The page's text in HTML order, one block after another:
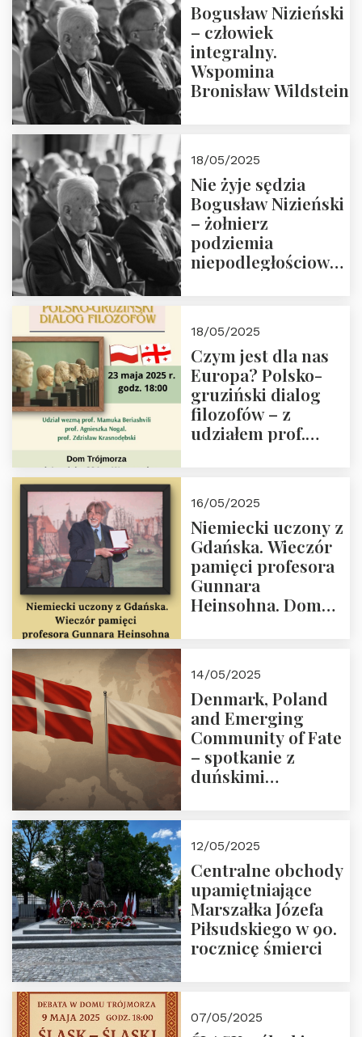
Bogusław Nizieński
– człowiek
integralny.
Wspomina
Bronisław Wildstein
18/05/2025
Nie żyje sędzia
Bogusław Nizieński
– żołnierz
podziemia
niepodległościowego
społeczny, członek
Kapituły Nagrody
im. Prezydenta
Lecha
Kaczyńskiego.
Wielki autorytet.
18/05/2025
Czym jest dla nas
Europa? Polsko-
gruziński dialog
filozofów – z
udziałem prof.
Dom Trójmorza 23
maja 2025 r. godz.
18:00.
16/05/2025
Niemiecki uczony z
Gdańska. Wieczór
pamięci profesora
Gunnara
Heinsohna. Dom
14/05/2025
Denmark, Poland
and Emerging
Community of Fate
– spotkanie z
duńskimi
12/05/2025
Centralne obchody
upamiętniające
Marszałka Józefa
Piłsudskiego w 90.
rocznicę śmierci
07/05/2025